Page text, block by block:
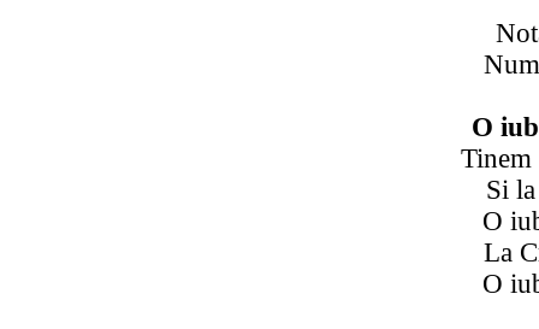
O
Tinem
Si
O
La
O